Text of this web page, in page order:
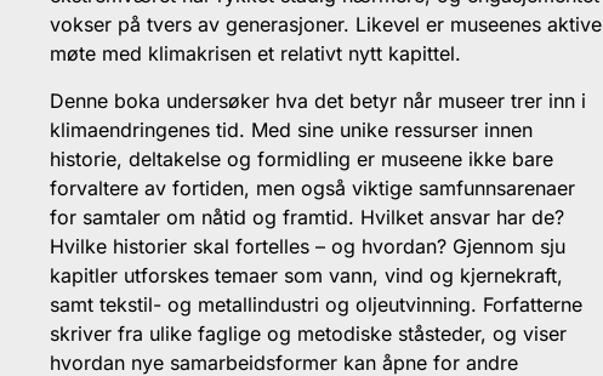
vokser på tvers av generasjoner. Likevel er museenes aktive
møte med klimakrisen et relativt nytt kapittel.
Denne boka undersøker hva det betyr når museer trer inn i
klimaendringenes tid. Med sine unike ressurser innen
historie, deltakelse og formidling er museene ikke bare
forvaltere av fortiden, men også viktige samfunnsarenaer
for samtaler om nåtid og framtid. Hvilket ansvar har de?
Hvilke historier skal fortelles – og hvordan? Gjennom sju
kapitler utforskes temaer som vann, vind og kjernekraft,
samt tekstil- og metallindustri og oljeutvinning. Forfatterne
skriver fra ulike faglige og metodiske ståsteder, og viser
hvordan nye samarbeidsformer kan åpne for andre